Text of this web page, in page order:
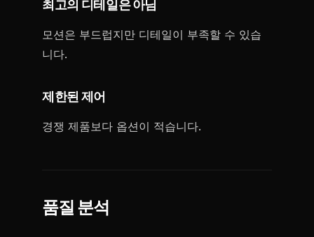
최고의 디테일은 아님
모션은 부드럽지만 디테일이 부족할 수 있습
니다.
제한된 제어
경쟁 제품보다 옵션이 적습니다.
품질 분석